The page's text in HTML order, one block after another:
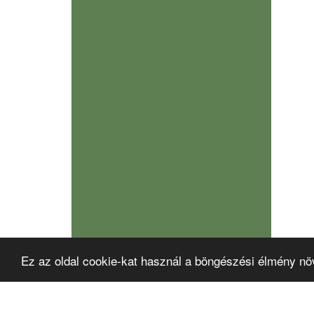
Ez az oldal cookie-kat használ a böngészési élmény